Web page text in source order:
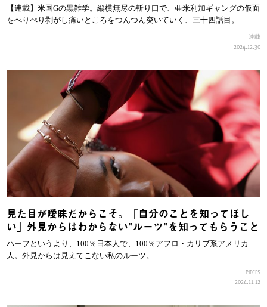
【連載】米国Gの黒雑学。縦横無尽の斬り口で、亜米利加ギャングの仮面
をぺりぺり剥がし痛いところをつんつん突いていく、三十四話目。
連載
2024.12.30
見た目が曖昧だからこそ。「自分のことを知ってほし
い」外見からはわからない”ルーツ”を知ってもらうこと
ハーフというより、100％日本人で、100％アフロ・カリブ系アメリカ
人。外見からは見えてこない私のルーツ。
PIECES
2024.11.12